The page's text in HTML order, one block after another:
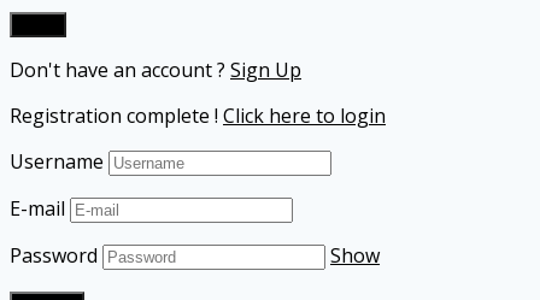
Don't have an account ? Sign Up
Registration complete ! Click here to login
Username
E-mail
Password
Show